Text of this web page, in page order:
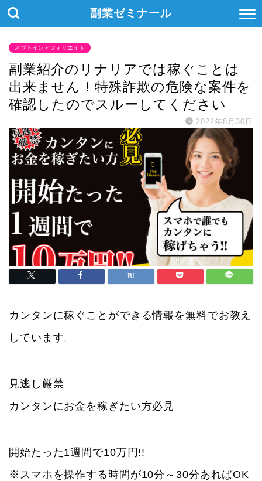
副業ゼミナール
オプトインアフィリエイト
副業紹介のリナリアでは稼ぐことは
出来ません！特殊詐欺の危険な案件を
確認したのでスルーしてください
2022年8月30日
カンタンに稼ぐことができる情報を無料でお教え
しています。
見逃し厳禁
カンタンにお金を稼ぎたい方必見
開始たった1週間で10万円!!
※スマホを操作する時間が10分～30分あればOK